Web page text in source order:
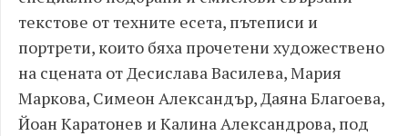
текстове от техните есета, пътеписи и
портрети, които бяха прочетени художествено
на сцената от Десислава Василева, Мария
Маркова, Симеон Александър, Даяна Благоева,
Йоан Каратонев и Калина Александрова, под